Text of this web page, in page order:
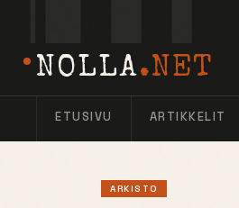
NOLLA.NET
ETUSIVU ARTIKKELIT
ARKISTO